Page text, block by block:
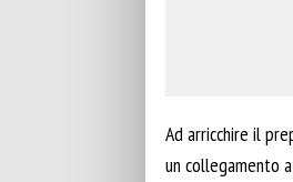
Ad arricchire il
un collegamento